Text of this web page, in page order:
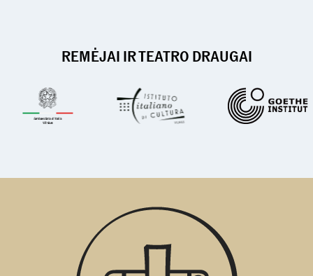
REMĖJAI IR TEATRO DRAUGAI